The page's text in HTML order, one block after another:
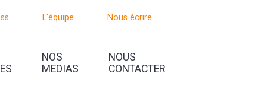
L'équipe Nous écrire
NOS
MEDIAS
NOUS
CONTACTER